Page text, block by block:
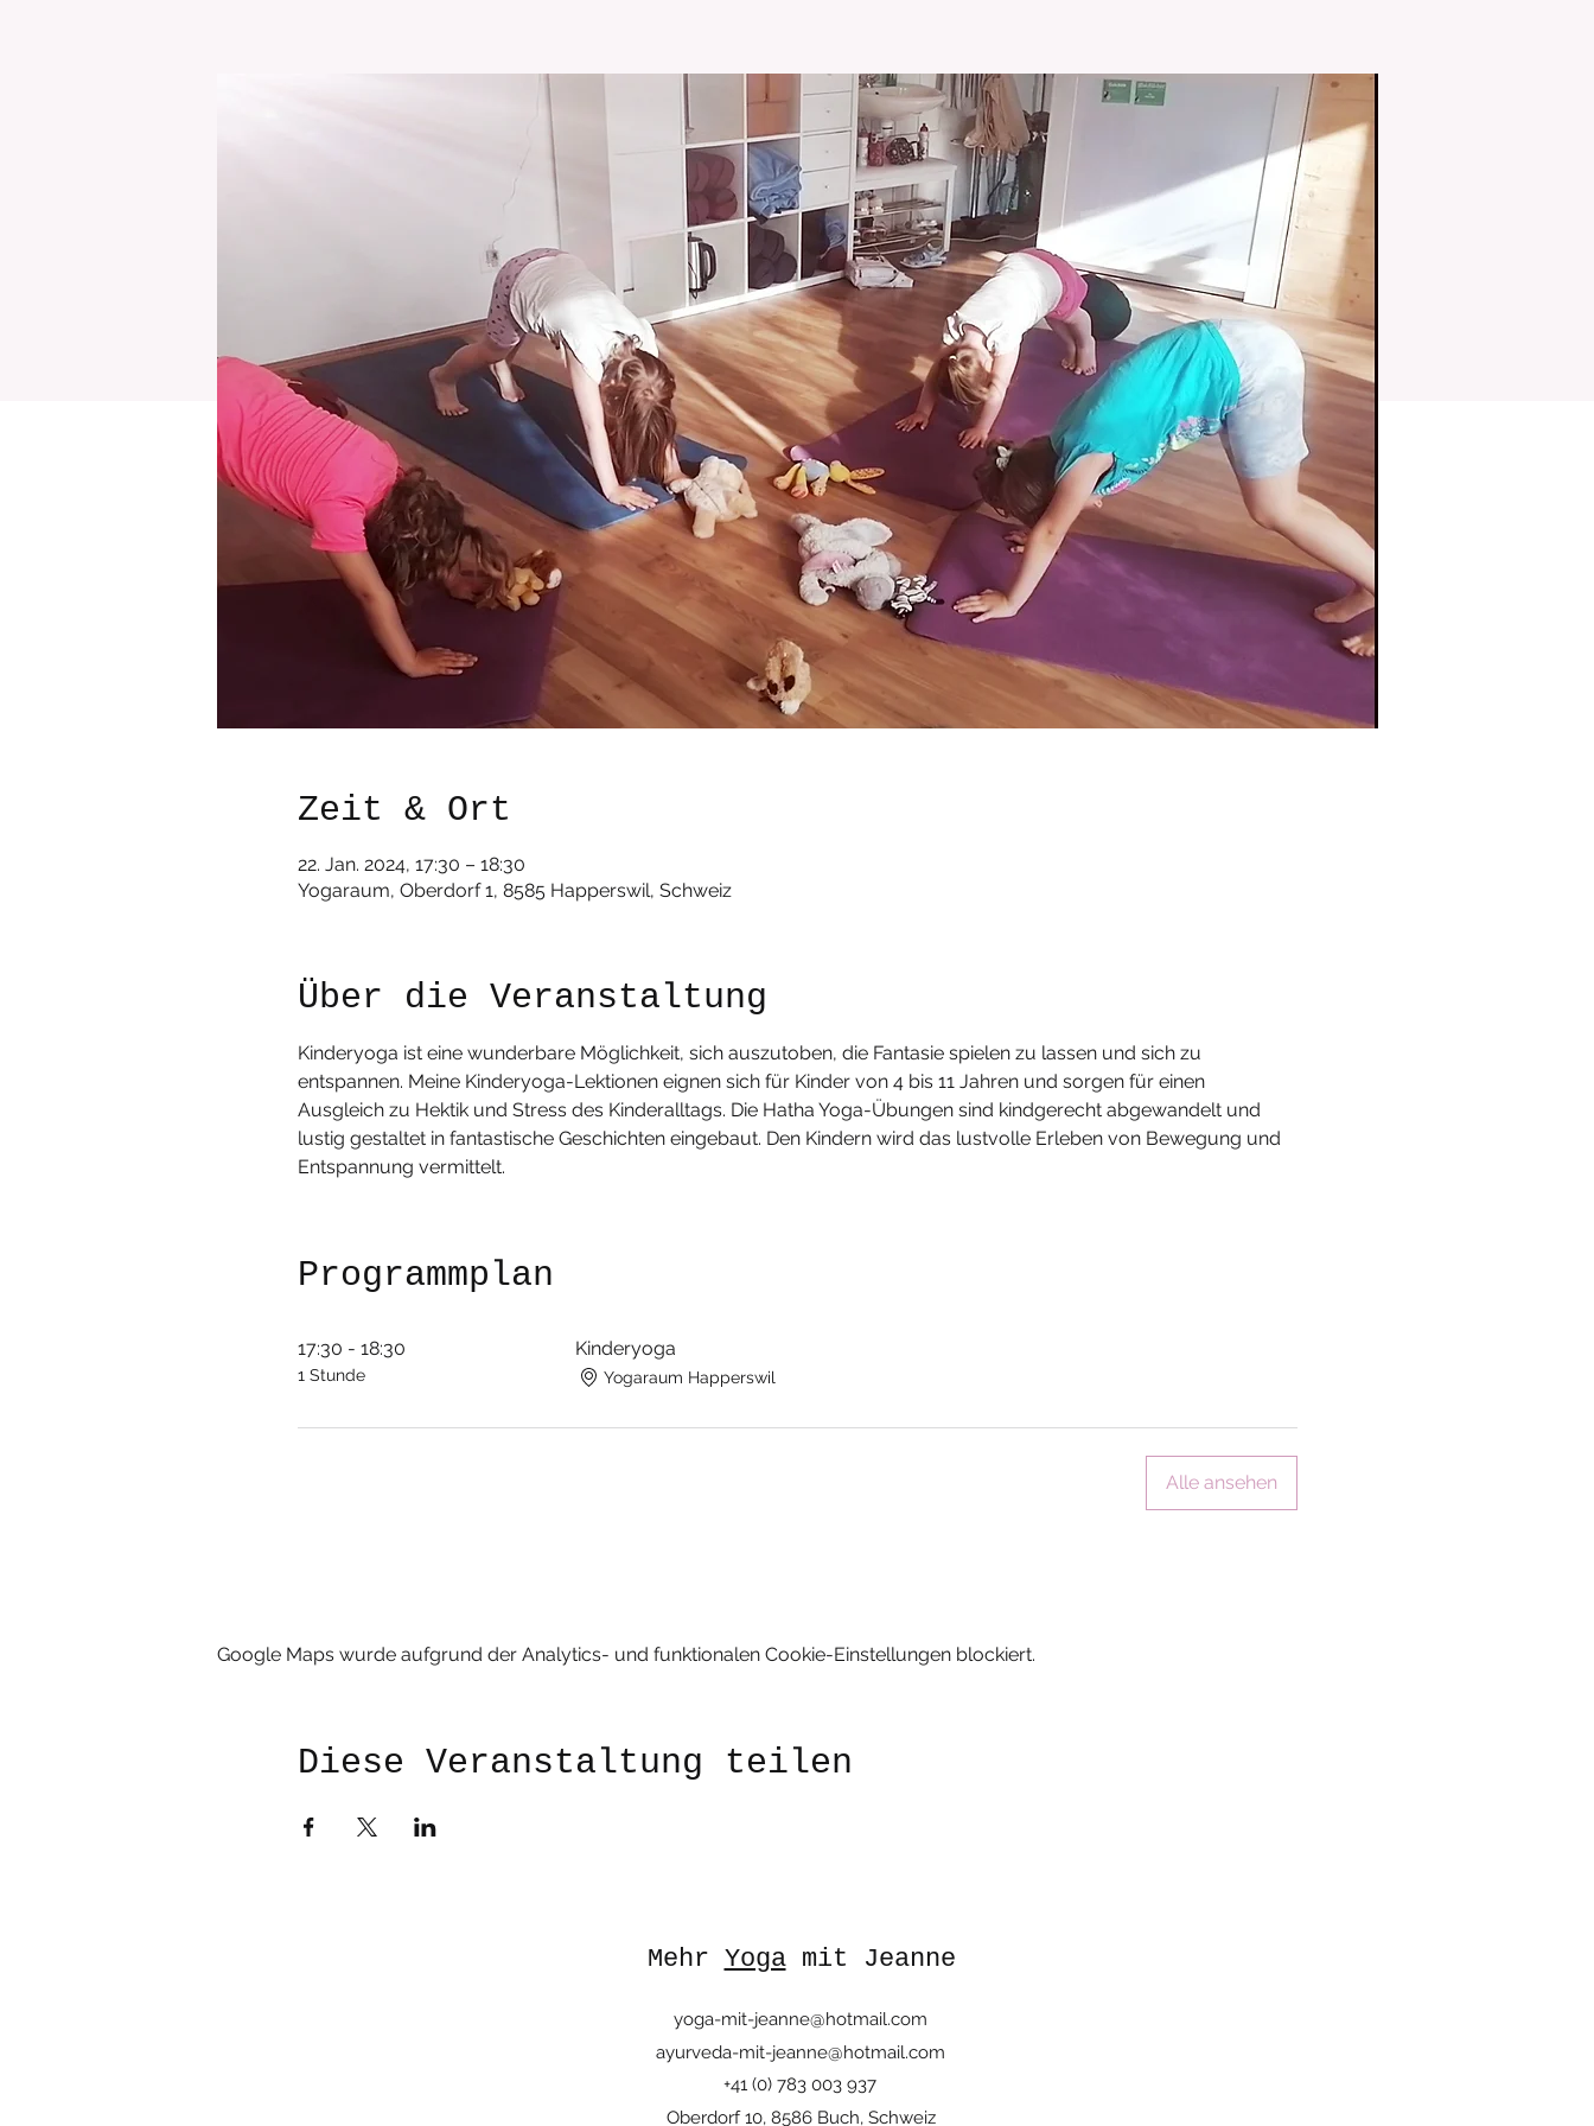
Zeit & Ort
22. Jan. 2024, 17:30 – 18:30
Yogaraum, Oberdorf 1, 8585 Happerswil, Schweiz
Über die Veranstaltung
Kinderyoga ist eine wunderbare Möglichkeit, sich auszutoben, die Fantasie spielen zu lassen und sich zu
entspannen. Meine Kinderyoga-Lektionen eignen sich für Kinder von 4 bis 11 Jahren und sorgen für einen
Ausgleich zu Hektik und Stress des Kinderalltags. Die Hatha Yoga-Übungen sind kindgerecht abgewandelt und
lustig gestaltet in fantastische Geschichten eingebaut. Den Kindern wird das lustvolle Erleben von Bewegung und
Entspannung vermittelt.
Programmplan
17:30 - 18:30
1 Stunde
Kinderyoga
Yogaraum Happerswil
Alle ansehen
Google Maps wurde aufgrund der Analytics- und funktionalen Cookie-Einstellungen blockiert.
Diese Veranstaltung teilen
Mehr Yogamit Jeanne
+41 (0) 783 003 937
yoga-mit-jeanne@hotmail.com
ayurveda-mit-jeanne@hotmail.com
Oberdorf 10, 8586 Buch, Schweiz